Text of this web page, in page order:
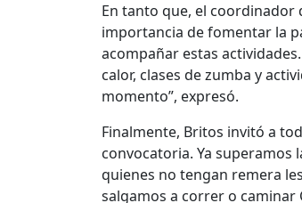
En tanto que, el coordinador
importancia de fomentar la
acompañar estas
calor, clases de zumba y
momento”, expresó.
Finalmente, Britos invitó a
convocatoria. Ya superamos
quienes no tengan remera
salgamos a correr o caminar